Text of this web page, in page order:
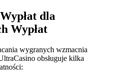
dla
Wypłat
wygranych wzmacnia
obsługuje kilka